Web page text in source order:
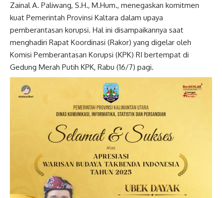
Zainal A. Paliwang, S.H., M.Hum., menegaskan komitmen
kuat Pemerintah Provinsi Kaltara dalam upaya
pemberantasan korupsi. Hal ini disampaikannya saat
menghadiri Rapat Koordinasi (Rakor) yang digelar oleh
Komisi Pemberantasan Korupsi (KPK) RI bertempat di
Gedung Merah Putih KPK, Rabu (16/7) pagi.